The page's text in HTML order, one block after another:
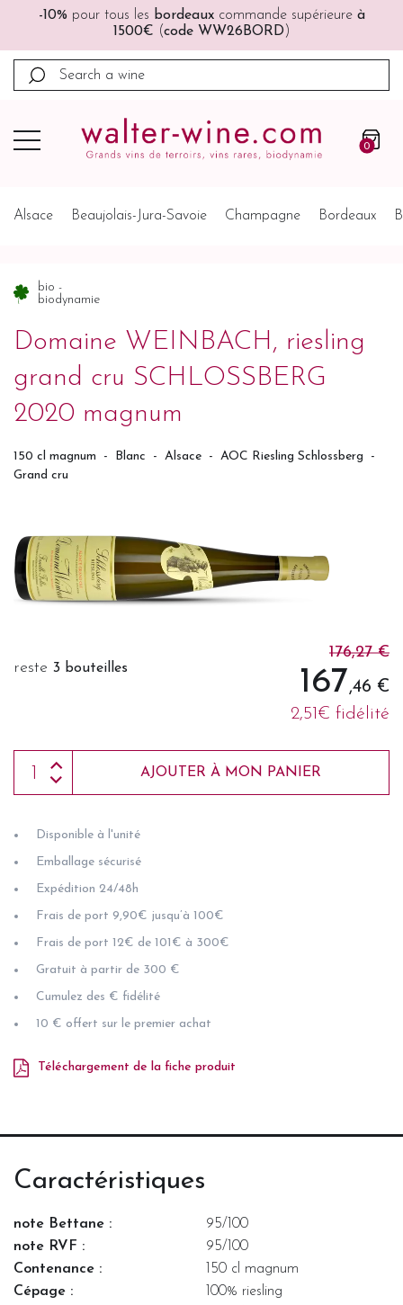
🚚🚚Port offertà partir de 200€ (France, Allemagne,
Belgique, Pays-Bas)
0
Alsace Beaujolais-Jura-Savoie Champagne Bordeaux
bio -
biodynamie
Domaine WEINBACH, riesling
grand cru SCHLOSSBERG
2020 magnum
150 cl magnum - Blanc - Alsace - AOC Riesling Schlossberg
-
Grand cru
reste 3 bouteilles
176,27 €
167,46 €
2,51€ fidélité
AJOUTER À MON PANIER
Disponible à l'unité
Emballage sécurisé
Expédition 24/48h
Frais de port 9,90€ jusqu’à 100€
Frais de port 12€ de 101€ à 300€
Gratuit à partir de 300 €
Cumulez des € fidélité
10 € offert sur le premier achat
Téléchargement de la fiche produit
Caractéristiques
note Bettane :
95/100
note RVF :
95/100
Contenance :
150 cl magnum
Cépage :
100% riesling